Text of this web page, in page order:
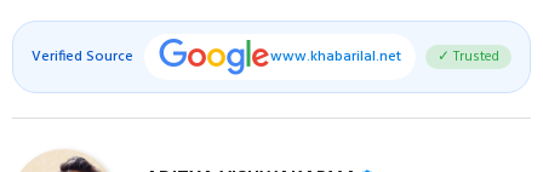
Verified Source www.khabarilal.net ✓ Trusted